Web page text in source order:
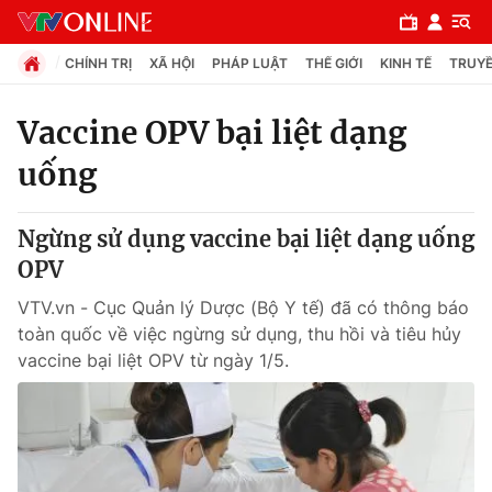
Chuyên mục
Chính trị
Xã hội
Pháp luật
CHÍNH TRỊ XÃ HỘI PHÁP LUẬT THẾ GIỚI KINH TẾ
Vaccine OPV bại liệt dạng
uống
Ngừng sử dụng vaccine bại liệt dạng uống
OPV
VTV.vn - Cục Quản lý Dược (Bộ Y tế) đã có thông báo
toàn quốc về việc ngừng sử dụng, thu hồi và tiêu hủy
vaccine bại liệt OPV từ ngày 1/5.